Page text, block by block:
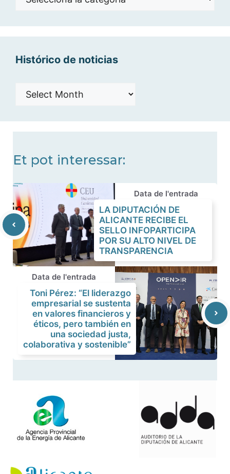
Histórico de noticias
Histórico
Et pot interessar:
Data de l'entrada
LA DIPUTACIÓN DE
ALICANTE RECIBE EL
SELLO INFOPARTICIPA
POR SU ALTO NIVEL DE
TRANSPARENCIA
Data de l'entrada
Toni Pérez: “El liderazgo
empresarial se sustenta
en valores financieros y
éticos, pero también en
una sociedad justa,
colaborativa y sostenible”